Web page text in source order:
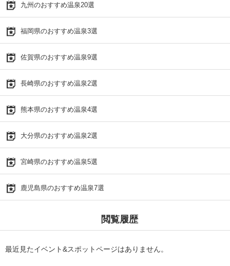
九州のおすすめ温泉20選
福岡県のおすすめ温泉3選
佐賀県のおすすめ温泉9選
長崎県のおすすめ温泉2選
熊本県のおすすめ温泉4選
大分県のおすすめ温泉2選
宮崎県のおすすめ温泉5選
鹿児島県のおすすめ温泉7選
閲覧履歴
最近見たイベント&スポットページはありません。